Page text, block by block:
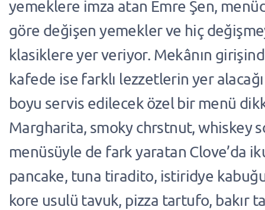
yemeklere imza atan Emre Şen,
göre değişen yemekler ve hiç
klasiklere yer veriyor. Mekânın
kafede ise farklı lezzetlerin yer
boyu servis edilecek özel bir menü
Margharita, smoky chrstnut, whiskey
menüsüyle de fark yaratan Clove’da
pancake, tuna tiradito, istiridye
kore usulü tavuk, pizza tartufo, bakır